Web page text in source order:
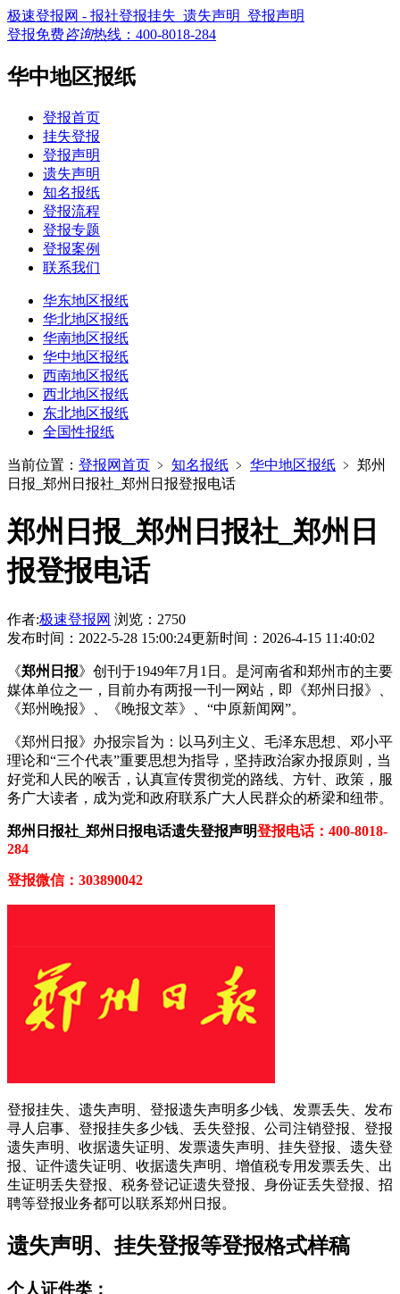
极速登报网 - 报社登报挂失_遗失声明_登报声明
登报免费咨询热线： 400-8018-284
华中地区报纸
登报首页
挂失登报
登报声明
遗失声明
知名报纸
登报流程
登报专题
登报案例
联系我们
华东地区报纸
华北地区报纸
华南地区报纸
华中地区报纸
西南地区报纸
西北地区报纸
东北地区报纸
全国性报纸
当前位置： 登报网首页 ﹥ 知名报纸 ﹥ 华中地区报纸 ﹥ 郑州
日报_郑州日报社_郑州日报登报电话
郑州日报_郑州日报社_郑州日
报登报电话
作者:极速登报网 浏览：2750
发布时间：2022-5-28 15:00:24更新时间：2026-4-15 11:40:02
《郑州日报》创刊于1949年7月1日。是河南省和郑州市的主要
媒体单位之一，目前办有两报一刊一网站，即《郑州日报》、
《郑州晚报》、《晚报文萃》、“中原新闻网”。
《郑州日报》办报宗旨为：以马列主义、毛泽东思想、邓小平
理论和“三个代表”重要思想为指导，坚持政治家办报原则，当
好党和人民的喉舌，认真宣传贯彻党的路线、方针、政策，服
务广大读者，成为党和政府联系广大人民群众的桥梁和纽带。
郑州日报社_郑州日报电话遗失登报声明登报电话：400-8018-
284
登报微信：303890042
登报挂失、遗失声明、登报遗失声明多少钱、发票丢失、发布
寻人启事、登报挂失多少钱、丢失登报、公司注销登报、登报
遗失声明、收据遗失证明、发票遗失声明、挂失登报、遗失登
报、证件遗失证明、收据遗失声明、增值税专用发票丢失、出
生证明丢失登报、税务登记证遗失登报、身份证丢失登报、招
聘等登报业务都可以联系郑州日报。
遗失声明、挂失登报等登报格式样稿
个人证件类：